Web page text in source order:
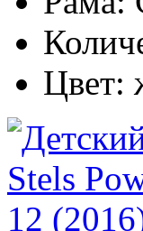
Цвет: